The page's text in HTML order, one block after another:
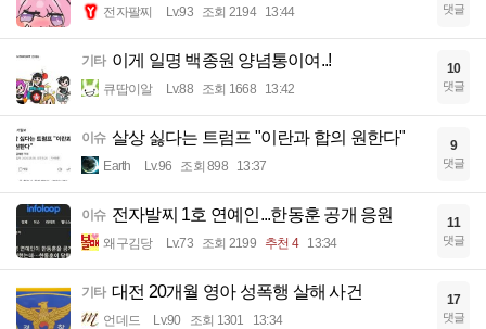
전자팔찌 Lv.93 조회 2194 13:44 댓글
기타 이게 일명 백종원 양념통이여..!
큐땁이알 Lv.88 조회 1668 13:42
10
댓글
이슈 살상 싫다는 트럼프 "이란과 합의 원한다"
Earth Lv.96 조회 898 13:37
9
댓글
이슈 전자발찌 1호 연예인...한동훈 공개 응원
왜구김당 Lv.73 조회 2199 추천 4 13:34
11
댓글
기타 대전 20개월 영아 성폭행 살해 사건
언데드 Lv.90 조회 1301 13:34
17
댓글